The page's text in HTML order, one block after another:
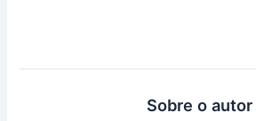
Sobre o autor